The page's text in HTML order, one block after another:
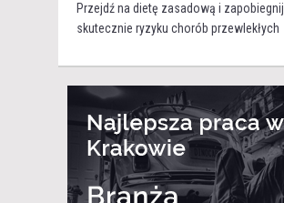
Przejdź na dietę zasadową i zapobiegnij
skutecznie ryzyku chorób przewlekłych